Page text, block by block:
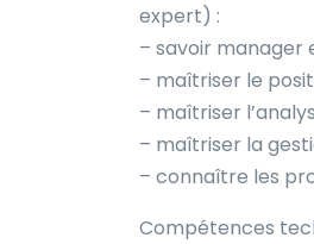
expert) :
– savoir manager
– maîtriser le
– maîtriser
– maîtriser la
– connaître les
Compétences